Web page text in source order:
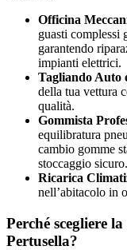
Officina
guasti complessi
garantendo
impianti elettrici.
Tagliando Auto
della tua vettura
qualità.
Gommista
equilibratura
cambio gomme
stoccaggio sicuro.
Ricarica
nell’abitacolo in
Perché scegliere
Pertusella?